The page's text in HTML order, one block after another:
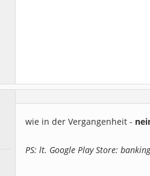
wie in der Vergangenheit -
PS: lt. Google Play Store: